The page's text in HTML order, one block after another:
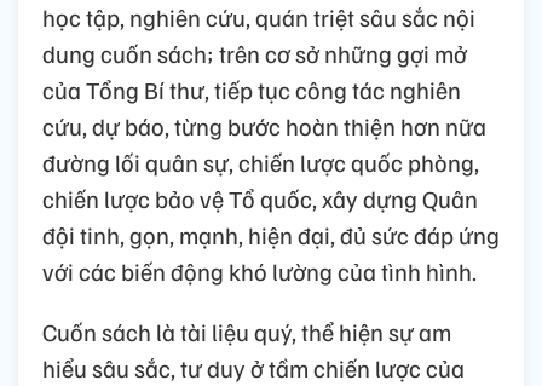
học tập, nghiên cứu, quán triệt sâu sắc nội
dung cuốn sách; trên cơ sở những gợi mở
của Tổng Bí thư, tiếp tục công tác nghiên
cứu, dự báo, từng bước hoàn thiện hơn nữa
đường lối quân sự, chiến lược quốc phòng,
chiến lược bảo vệ Tổ quốc, xây dựng Quân
đội tinh, gọn, mạnh, hiện đại, đủ sức đáp ứng
với các biến động khó lường của tình hình.
Cuốn sách là tài liệu quý, thể hiện sự am
hiểu sâu sắc, tư duy ở tầm chiến lược của